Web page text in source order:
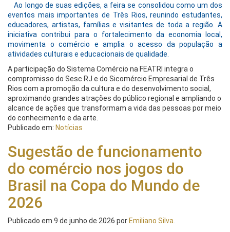
Ao longo de suas edições, a feira se consolidou como um dos
eventos mais importantes de Três Rios, reunindo estudantes,
educadores, artistas, famílias e visitantes de toda a região. A
iniciativa contribui para o fortalecimento da economia local,
movimenta o comércio e amplia o acesso da população a
atividades culturais e educacionais de qualidade.
A participação do Sistema Comércio na FEATRI integra o
compromisso do Sesc RJ e do Sicomércio Empresarial de Três
Rios com a promoção da cultura e do desenvolvimento social,
aproximando grandes atrações do público regional e ampliando o
alcance de ações que transformam a vida das pessoas por meio
do conhecimento e da arte.
Publicado em: Notícias
Sugestão de funcionamento
do comércio nos jogos do
Brasil na Copa do Mundo de
2026
Publicado em 9 de junho de 2026 por Emiliano Silva